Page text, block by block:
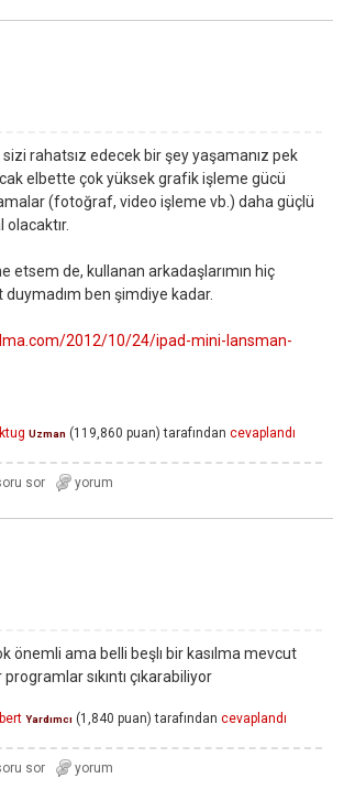
rahatsız edecek bir şey yaşamanız pek
elbette çok yüksek grafik işleme gücü
(fotoğraf, video işleme vb.) daha güçlü
olacaktır.
etsem de, kullanan arkadaşlarımın hiç
duymadım ben şimdiye kadar.
2012/10/24/ipad-mini-lansman-
Uzman (119,860 puan) tarafından cevaplandı
önemli ama belli beşlı bir kasılma mevcut
sıkıntı çıkarabiliyor
Yardımcı (1,840 puan) tarafından cevaplandı